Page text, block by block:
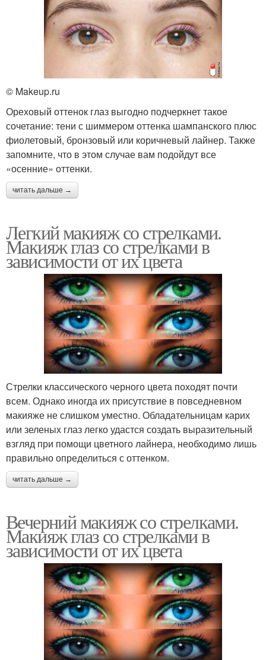
© Makeup.ru
Ореховый оттенок глаз выгодно подчеркнет такое
сочетание: тени с шиммером оттенка шампанского плюс
фиолетовый, бронзовый или коричневый лайнер. Также
запомните, что в этом случае вам подойдут все
«осенние» оттенки.
читать дальше →
Легкий макияж со стрелками.
Макияж глаз со стрелками в
зависимости от их цвета
Стрелки классического черного цвета походят почти
всем. Однако иногда их присутствие в повседневном
макияже не слишком уместно. Обладательницам карих
или зеленых глаз легко удастся создать выразительный
взгляд при помощи цветного лайнера, необходимо лишь
правильно определиться с оттенком.
читать дальше →
Вечерний макияж со стрелками.
Макияж глаз со стрелками в
зависимости от их цвета